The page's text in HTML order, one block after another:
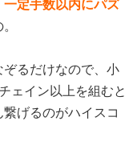
一定手数以内にパズ
るだけなので、小
ェイン以上を組むと
げるのがハイスコ